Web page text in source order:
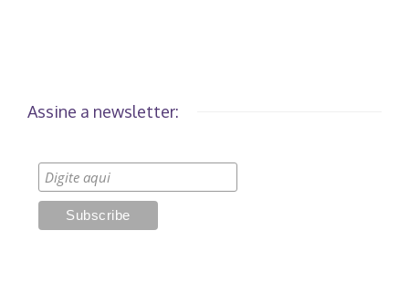
Assine a newsletter: